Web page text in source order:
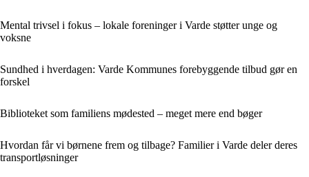
Mental trivsel i fokus – lokale foreninger i Varde støtter unge og
voksne
Sundhed i hverdagen: Varde Kommunes forebyggende tilbud gør en
forskel
Biblioteket som familiens mødested – meget mere end bøger
Hvordan får vi børnene frem og tilbage? Familier i Varde deler deres
transportløsninger